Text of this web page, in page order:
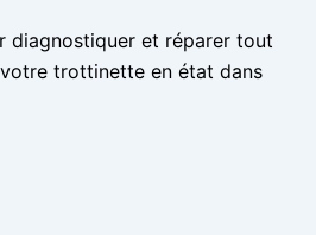
diagnostiquer et réparer tout
trottinette en état dans